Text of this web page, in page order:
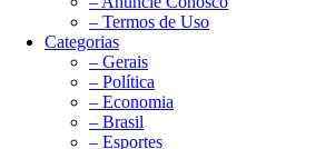
– Termos de Uso
Categorias
– Gerais
– Política
– Economia
– Brasil
– Esportes